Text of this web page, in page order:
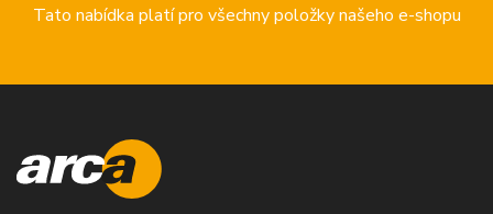
Tato nabídka platí pro všechny položky našeho e-shopu